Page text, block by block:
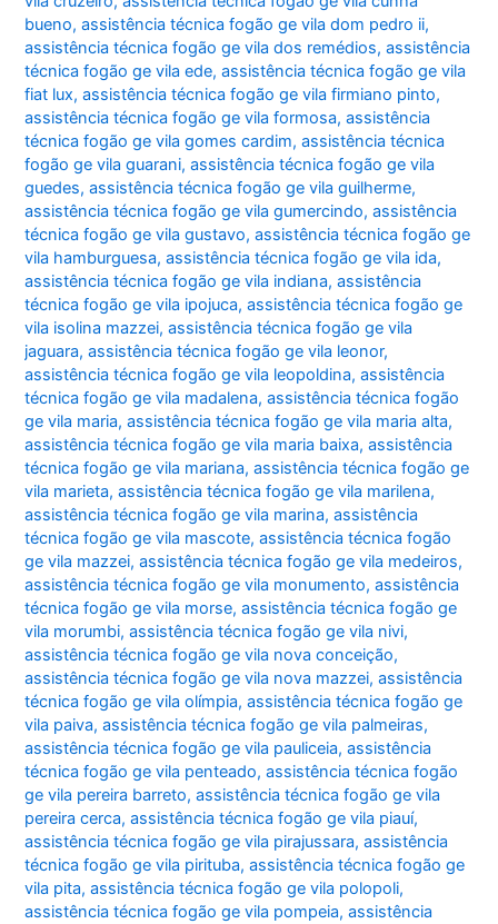
bueno,assistência técnica fogão ge vila dom pedro ii,
assistência técnica fogão ge vila dos remédios,assistência
técnica fogão ge vila ede,assistência técnica fogão ge vila
fiat lux,assistência técnica fogão ge vila firmiano pinto,
assistência técnica fogão ge vila formosa,assistência
técnica fogão ge vila gomes cardim,assistência técnica
fogão ge vila guarani,assistência técnica fogão ge vila
guedes,assistência técnica fogão ge vila guilherme,
assistência técnica fogão ge vila gumercindo,assistência
técnica fogão ge vila gustavo,assistência técnica fogão ge
vila hamburguesa,assistência técnica fogão ge vila ida,
assistência técnica fogão ge vila indiana,assistência
técnica fogão ge vila ipojuca,assistência técnica fogão ge
vila isolina mazzei,assistência técnica fogão ge vila
jaguara,assistência técnica fogão ge vila leonor,
assistência técnica fogão ge vila leopoldina,assistência
técnica fogão ge vila madalena,assistência técnica fogão
ge vila maria,assistência técnica fogão ge vila maria alta,
assistência técnica fogão ge vila maria baixa,assistência
técnica fogão ge vila mariana,assistência técnica fogão ge
vila marieta,assistência técnica fogão ge vila marilena,
assistência técnica fogão ge vila marina,assistência
técnica fogão ge vila mascote,assistência técnica fogão
ge vila mazzei,assistência técnica fogão ge vila medeiros,
assistência técnica fogão ge vila monumento,assistência
técnica fogão ge vila morse,assistência técnica fogão ge
vila morumbi,assistência técnica fogão ge vila nivi,
assistência técnica fogão ge vila nova conceição,
assistência técnica fogão ge vila nova mazzei,assistência
técnica fogão ge vila olímpia,assistência técnica fogão ge
vila paiva,assistência técnica fogão ge vila palmeiras,
assistência técnica fogão ge vila pauliceia,assistência
técnica fogão ge vila penteado,assistência técnica fogão
ge vila pereira barreto,assistência técnica fogão ge vila
pereira cerca,assistência técnica fogão ge vila piauí,
assistência técnica fogão ge vila pirajussara,assistência
técnica fogão ge vila pirituba,assistência técnica fogão ge
vila pita,assistência técnica fogão ge vila polopoli,
assistência técnica fogão ge vila pompeia,assistência